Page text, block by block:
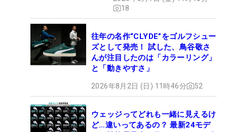
18
往年の名作“CLYDE”をゴルフシュー
ズとして発売！ 試した、鳥谷敬さ
んが注目したのは「カラーリング」
と「動きやすさ」
2026年8月2日 (日) 11時46分 52
ウェッジってどれも一緒に見えるけ
ど…違いってあるの？ 最新24モデ